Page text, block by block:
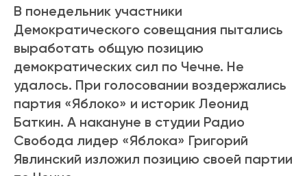
В понедельник участники
Демократического совещания пытались
выработать общую позицию
демократических сил по Чечне. Не
удалось. При голосовании воздержались
партия «Яблоко» и историк Леонид
Баткин. А накануне в студии Радио
Свобода лидер «Яблока» Григорий
Явлинский изложил позицию своей партии